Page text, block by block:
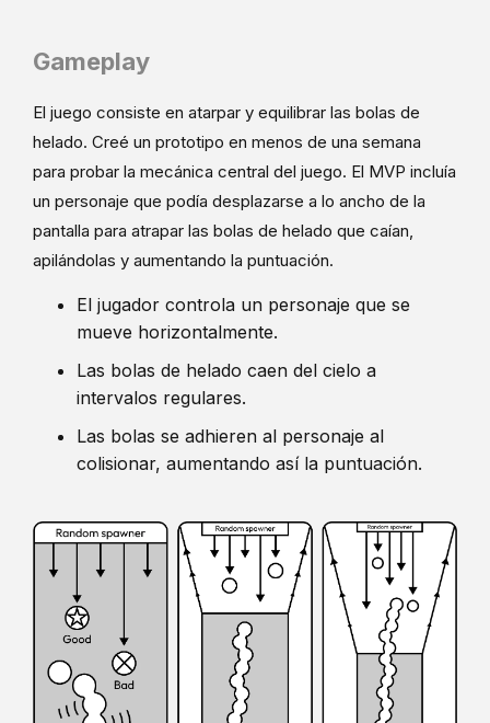
Gameplay
El juego consiste en atarpar y equilibrar las bolas de
helado. Creé un prototipo en menos de una semana
para probar la mecánica central del juego. El MVP incluía
un personaje que podía desplazarse a lo ancho de la
pantalla para atrapar las bolas de helado que caían,
apilándolas y aumentando la puntuación.
El jugador controla un personaje que se
mueve horizontalmente.
Las bolas de helado caen del cielo a
intervalos regulares.
Las bolas se adhieren al personaje al
colisionar, aumentando así la puntuación.